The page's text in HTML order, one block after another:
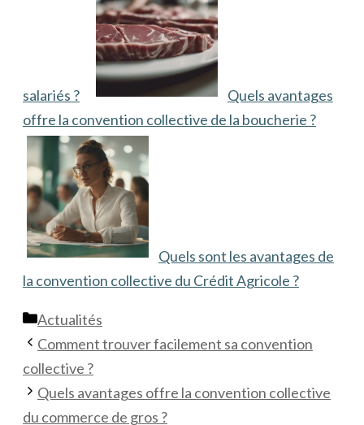
salariés ?
Quels avantages
offre la convention collective de la boucherie ?
Quels sont les avantages de
la convention collective du Crédit Agricole ?
Catégories
Actualités
Comment trouver facilement sa convention
collective ?
Quels avantages offre la convention collective
du commerce de gros ?